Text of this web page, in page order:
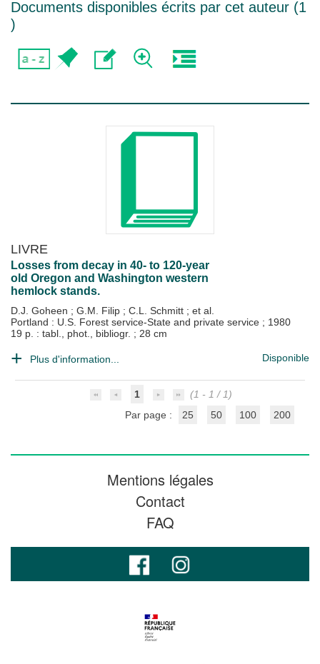
Documents disponibles écrits par cet auteur (1
)
LIVRE
Losses from decay in 40- to 120-year
old Oregon and Washington western
hemlock stands.
D.J. Goheen ; G.M. Filip ; C.L. Schmitt ; et al.
Portland : U.S. Forest service-State and private service ; 1980
19 p. : tabl., phot., bibliogr. ; 28 cm
Plus d'information... Disponible
1
(1 - 1 / 1)
Par page :
25 50 100 200
Mentions légales
Contact
FAQ